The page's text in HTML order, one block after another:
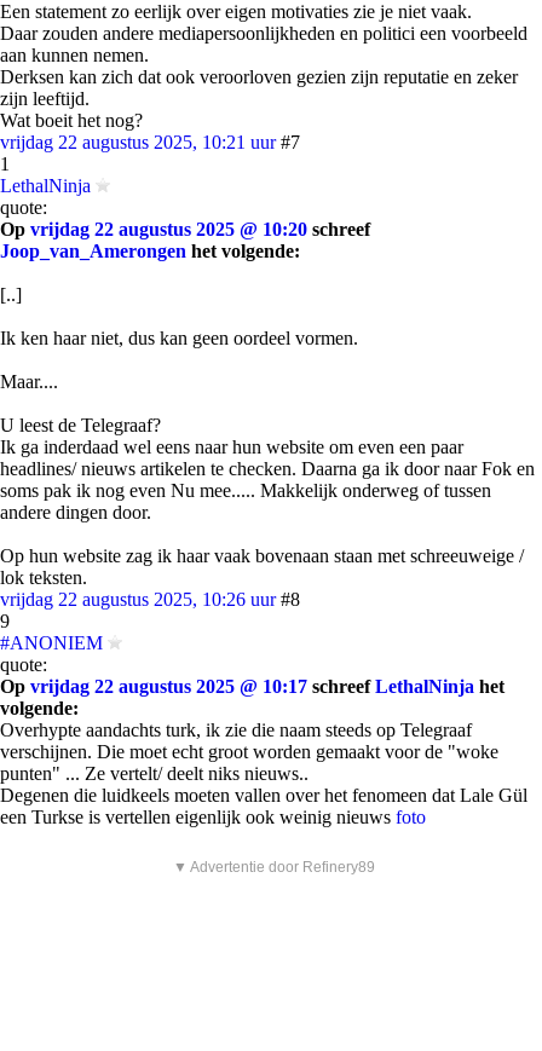
Een statement zo eerlijk over eigen motivaties zie je niet vaak.
Daar zouden andere mediapersoonlijkheden en politici een voorbeeld
aan kunnen nemen.
Derksen kan zich dat ook veroorloven gezien zijn reputatie en zeker
zijn leeftijd.
Wat boeit het nog?
vrijdag 22 augustus 2025, 10:21 uur #7
1
LethalNinja
quote:
Op vrijdag 22 augustus 2025 @ 10:20 schreef
Joop_van_Amerongen het volgende:
[..]
Ik ken haar niet, dus kan geen oordeel vormen.
Maar....
U leest de Telegraaf?
Ik ga inderdaad wel eens naar hun website om even een paar
headlines/ nieuws artikelen te checken. Daarna ga ik door naar Fok en
soms pak ik nog even Nu mee..... Makkelijk onderweg of tussen
andere dingen door.
Op hun website zag ik haar vaak bovenaan staan met schreeuweige /
lok teksten.
vrijdag 22 augustus 2025, 10:26 uur #8
9
#ANONIEM
quote:
Op vrijdag 22 augustus 2025 @ 10:17 schreefLethalNinja het
volgende:
Overhypte aandachts turk, ik zie die naam steeds op Telegraaf
verschijnen. Die moet echt groot worden gemaakt voor de "woke
punten" ... Ze vertelt/ deelt niks nieuws..
Degenen die luidkeels moeten vallen over het fenomeen dat Lale Gül
een Turkse is vertellen eigenlijk ook weinig nieuws foto
▼ Advertentie door Refinery89